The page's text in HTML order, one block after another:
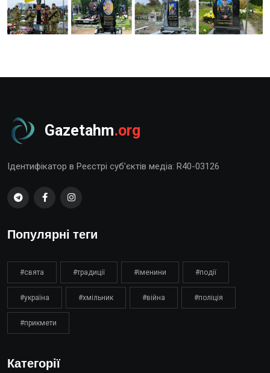
Gazetahm.org
Ідентифікатор в Реєстрі суб’єктів медіа: R40-03126
Популярні теги
#свята #традиції #іменини #події
#україна #хмільник #війна #поліція
#прикмети
Категорії